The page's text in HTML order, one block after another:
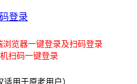
登录
浏览器一键登录及扫码登录
扫码一键登录
用于原老用户）